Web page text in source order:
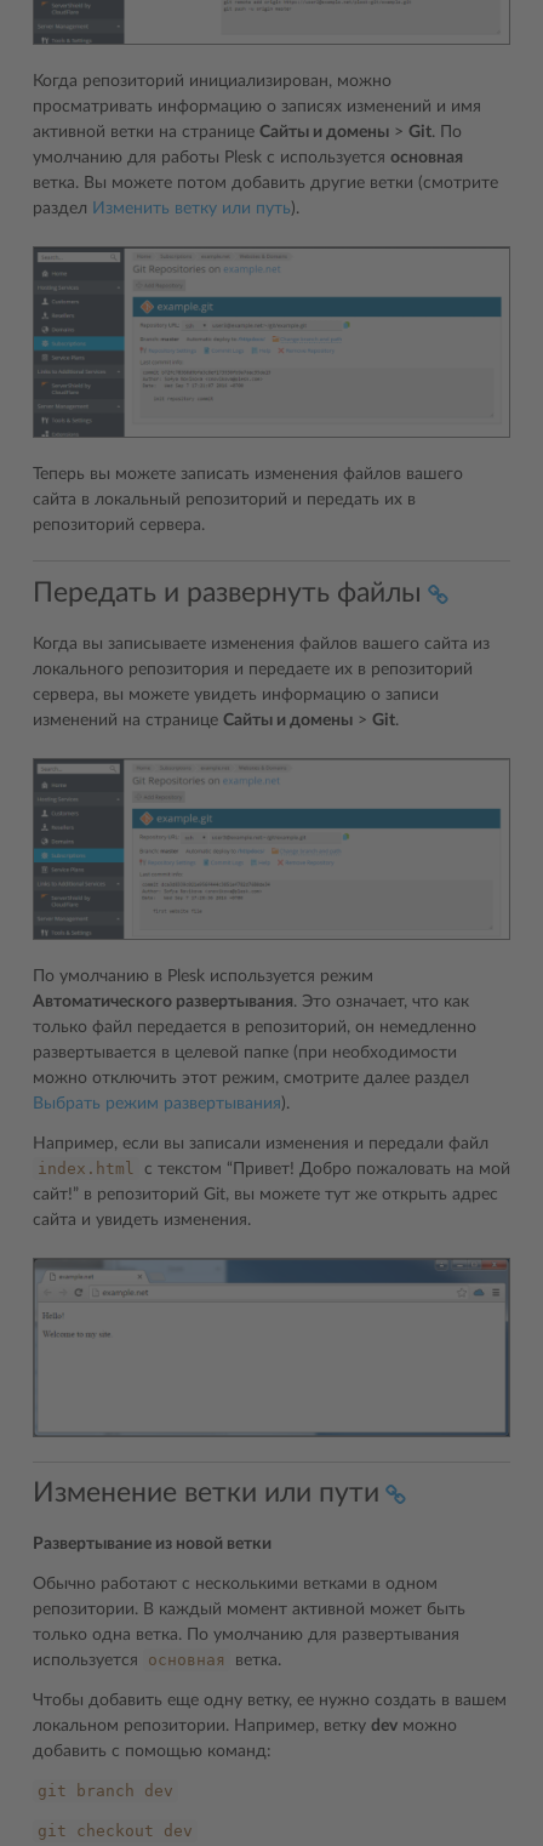
Когда репозиторий инициализирован, можно
просматривать информацию о записях изменений и имя
активной ветки на странице Сайты и домены > Git. По
умолчанию для работы Plesk с используется основная
ветка. Вы можете потом добавить другие ветки (смотрите
раздел Изменить ветку или путь).
Теперь вы можете записать изменения файлов вашего
сайта в локальный репозиторий и передать их в
репозиторий сервера.
Передать и развернуть файлы
Когда вы записываете изменения файлов вашего сайта из
локального репозитория и передаете их в репозиторий
сервера, вы можете увидеть информацию о записи
изменений на странице Сайты и домены > Git.
По умолчанию в Plesk используется режим
Автоматического развертывания. Это означает, что как
только файл передается в репозиторий, он немедленно
развертывается в целевой папке (при необходимости
можно отключить этот режим, смотрите далее раздел
Выбрать режим развертывания).
Например, если вы записали изменения и передали файл
index.html
с текстом “Привет! Добро пожаловать на мой
сайт!” в репозиторий Git, вы можете тут же открыть адрес
сайта и увидеть изменения.
Изменение ветки или пути
Развертывание из новой ветки
Обычно работают с несколькими ветками в одном
репозитории. В каждый момент активной может быть
только одна ветка. По умолчанию для развертывания
используется
основная ветка.
Чтобы добавить еще одну ветку, ее нужно создать в вашем
локальном репозитории. Например, ветку dev можно
добавить с помощью команд:
git branch dev
git checkout dev